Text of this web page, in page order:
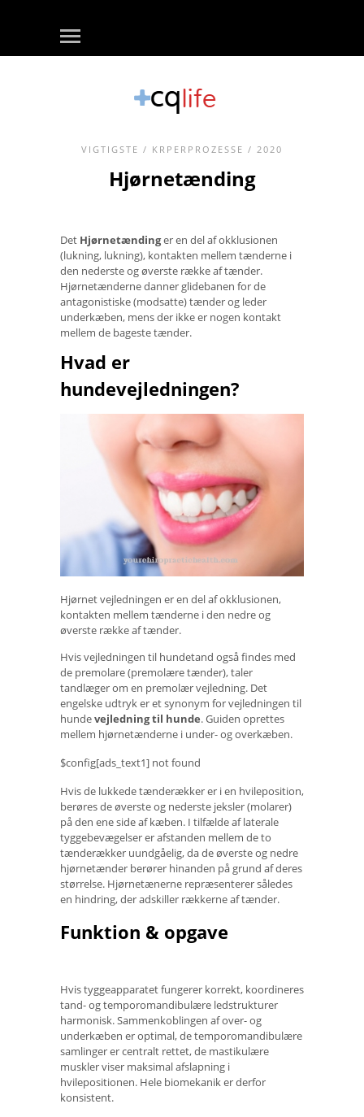
VIGTIGSTE / KRPERPROZESSE / 2020
Hjørnetænding
Det Hjørnetændinger en del af okklusionen
(lukning, lukning), kontakten mellem tænderne i
den nederste og øverste række af tænder.
Hjørnetænderne danner glidebanen for de
antagonistiske (modsatte) tænder og leder
underkæben, mens der ikke er nogen kontakt
mellem de bageste tænder.
Hvad er
hundevejledningen?
Hjørnet vejledningen er en del af okklusionen,
kontakten mellem tænderne i den nedre og
øverste række af tænder.
Hvis vejledningen til hundetand også findes med
de premolare (premolære tænder), taler
tandlæger om en premolær vejledning. Det
engelske udtryk er et synonym for vejledningen til
hundevejledning til hunde. Guiden oprettes
mellem hjørnetænderne i under- og overkæben.
$config[ads_text1] not found
Hvis de lukkede tænderækker er i en hvileposition,
berøres de øverste og nederste jeksler (molarer)
på den ene side af kæben. I tilfælde af laterale
tyggebevægelser er afstanden mellem de to
tænderækker uundgåelig, da de øverste og nedre
hjørnetænder berører hinanden på grund af deres
størrelse. Hjørnetænerne repræsenterer således
en hindring, der adskiller rækkerne af tænder.
Funktion & opgave
Hvis tyggeapparatet fungerer korrekt, koordineres
tand- og temporomandibulære ledstrukturer
harmonisk. Sammenkoblingen af ​​over- og
underkæben er optimal, de temporomandibulære
samlinger er centralt rettet, de mastikulære
muskler viser maksimal afslapning i
hvilepositionen. Hele biomekanik er derfor
konsistent.